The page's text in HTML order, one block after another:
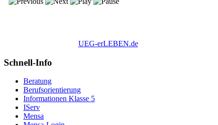
UEG-erLEBEN.de
Schnell-Info
Beratung
Berufsorientierung
Informationen Klasse 5
IServ
Mensa